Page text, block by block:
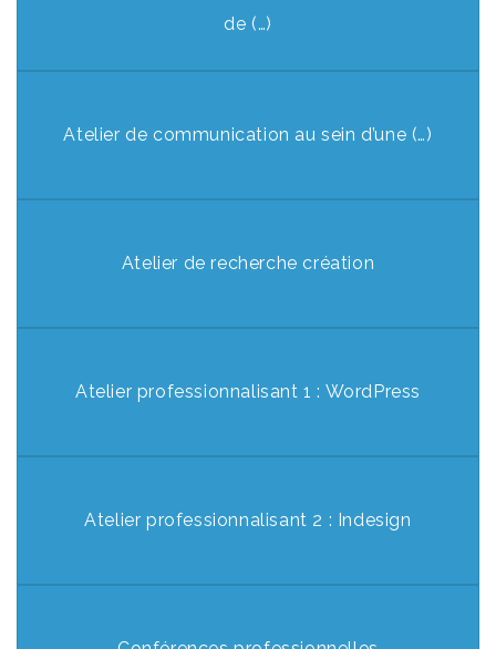
de (…)
Atelier de communication au sein d’une (…)
Atelier de recherche création
Atelier professionnalisant 1 : WordPress
Atelier professionnalisant 2 : Indesign